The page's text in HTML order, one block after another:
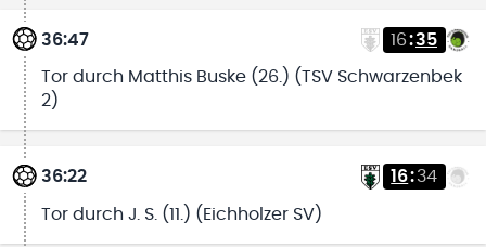
36:47 16:35
Tor durch Matthis Buske (26.) (TSV Schwarzenbek
2)
36:22 16:34
Tor durch J. S. (11.) (Eichholzer SV)